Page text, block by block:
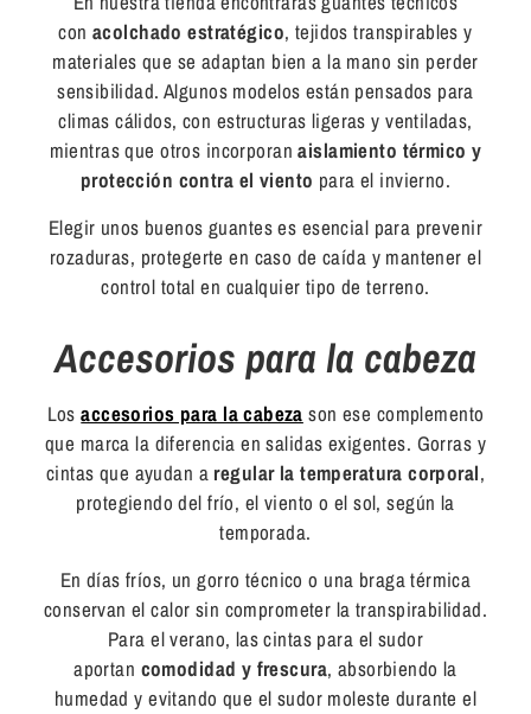
conacolchado estratégico, tejidos transpirables y
materiales que se adaptan bien a la mano sin perder
sensibilidad. Algunos modelos están pensados para
climas cálidos, con estructuras ligeras y ventiladas,
mientras que otros incorporanaislamiento térmico y
protección contra el viento para el invierno.
Elegir unos buenos guantes es esencial para prevenir
rozaduras, protegerte en caso de caída y mantener el
control total en cualquier tipo de terreno.
Accesorios para la cabeza
Losaccesorios para la cabeza son ese complemento
que marca la diferencia en salidas exigentes. Gorras y
cintas que ayudan a regular la temperatura corporal,
protegiendo del frío, el viento o el sol, según la
temporada.
En días fríos, un gorro técnico o una braga térmica
conservan el calor sin comprometer la transpirabilidad.
Para el verano, las cintas para el sudor
aportan comodidad y frescura, absorbiendo la
humedad y evitando que el sudor moleste durante el